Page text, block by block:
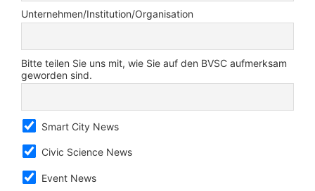
Unternehmen/Institution/Organisation
Bitte teilen Sie uns mit, wie Sie auf den BVSC aufmerksam
geworden sind.
Smart City News
Civic Science News
Event News